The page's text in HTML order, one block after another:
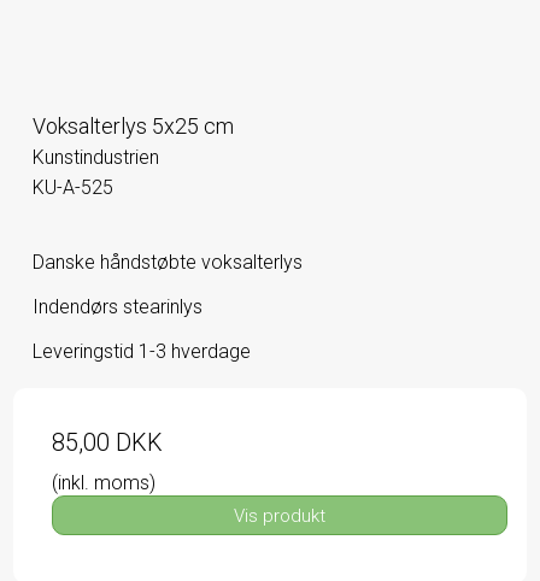
Voksalterlys 5x25 cm
Kunstindustrien
KU-A-525
Danske håndstøbte voksalterlys
Indendørs stearinlys
Leveringstid 1-3 hverdage
85,00 DKK
(inkl. moms)
Vis produkt